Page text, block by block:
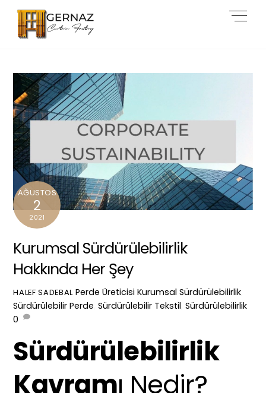
Skip
content
AĞUSTOS
2
2021
Kurumsal Sürdürülebilirlik
Hakkında Her Şey
HALEF SADEBAL Perde Üreticisi Kurumsal Sürdürülebilirlik,
Sürdürülebilir Perde ,Sürdürülebilir Tekstil ,Sürdürülebilirlik
0
Sürdürülebilirlik
Kavramı Nedir?